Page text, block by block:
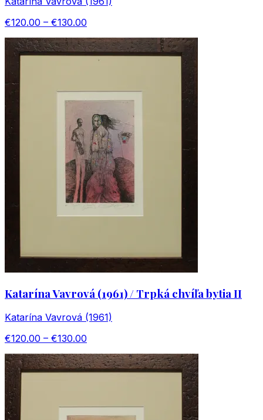
€120.00 – €130.00
Katarína Vavrová (1961) / Trpká chvíľa bytia II
Katarína Vavrová (1961)
€120.00 – €130.00